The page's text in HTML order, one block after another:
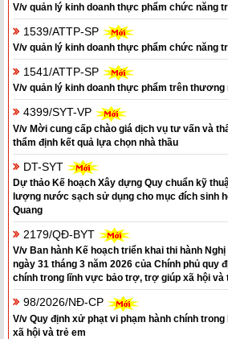
V/v quản lý kinh doanh thực phẩm chức năng
1539/ATTP-SP
V/v quản lý kinh doanh thực phẩm chức năng
1541/ATTP-SP
V/v quản lý kinh doanh thực phẩm trên thương
4399/SYT-VP
V/v Mời cung cấp chào giá dịch vụ tư vấn và
thẩm định kết quả lựa chọn nhà thầu
DT-SYT
Dự thảo Kế hoạch Xây dựng Quy chuẩn kỹ
lượng nước sạch sử dụng cho mục đích sinh
Quang
2179/QĐ-BYT
V/v Ban hành Kế hoạch triển khai thi hành
ngày 31 tháng 3 năm 2026 của Chính phủ quy
chính trong lĩnh vực bảo trợ, trợ giúp xã hội và
98/2026/NĐ-CP
V/v Quy định xử phạt vi phạm hành chính
xã hội và trẻ em